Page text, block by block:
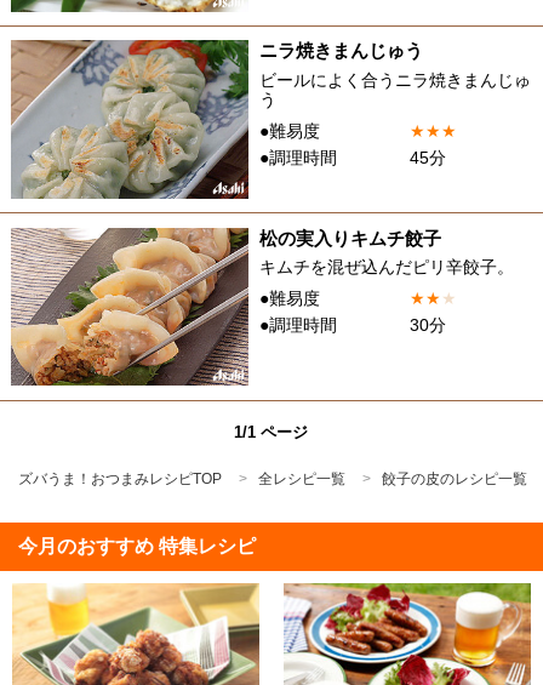
ニラ焼きまんじゅう
ビールによく合うニラ焼きまんじゅ
う
●難易度
★★★
●調理時間
45分
松の実入りキムチ餃子
キムチを混ぜ込んだピリ辛餃子。
●難易度
★★★
●調理時間
30分
1/1 ページ
ズバうま！おつまみレシピTOP 全レシピ一覧 餃子の皮のレシピ一覧
今月のおすすめ 特集レシピ